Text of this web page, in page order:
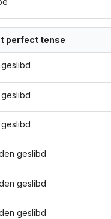
perfect tense
geslibd
geslibd
geslibd